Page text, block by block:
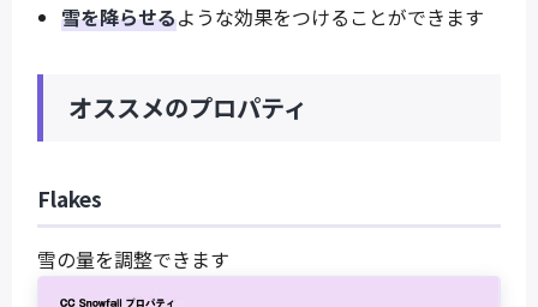
雪を降らせるような効果をつけることができます
オススメのプロパティ
Flakes
雪の量を調整できます